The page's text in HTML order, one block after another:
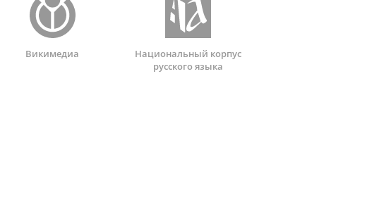
Викимедиа
Национальный корпус
русского языка